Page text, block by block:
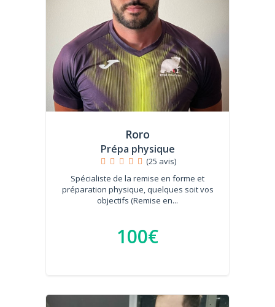
Roro
Prépa physique
(25 avis)
Spécialiste de la remise en forme et
préparation physique, quelques soit vos
objectifs (Remise en...
100€